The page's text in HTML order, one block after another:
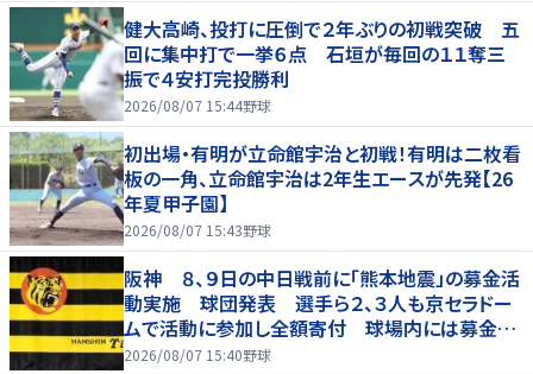
健大高崎、投打に圧倒で２年ぶりの初戦突破 五
回に集中打で一挙６点 石垣が毎回の１１奪三
振で４安打完投勝利
2026/08/07 15:44野球
初出場・有明が立命館宇治と初戦！有明は二枚看
板の一角、立命館宇治は2年生エースが先発【26
年夏甲子園】
2026/08/07 15:43野球
阪神 ８、９日の中日戦前に「熊本地震」の募金活
動実施 球団発表 選手ら２、３人も京セラドー
ムで活動に参加し全額寄付 球場内には募金箱
も設置
2026/08/07 15:40野球